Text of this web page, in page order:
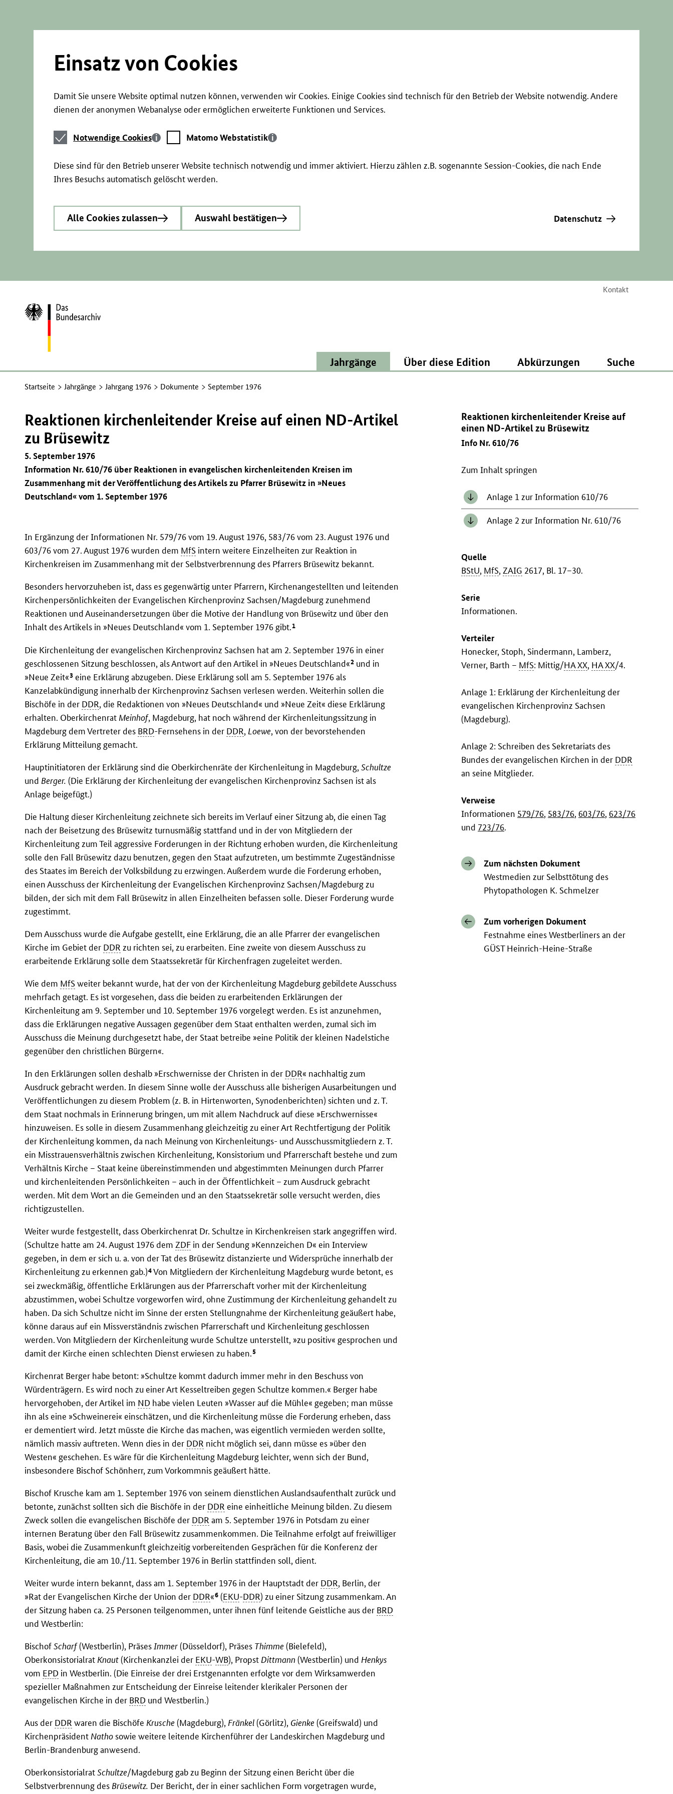
Einsatz von Cookies
Damit Sie unsere Website optimal nutzen können, verwenden wir Cookies. Einige Cookies sind technisch für den Betrieb der Website notwendig. Andere
dienen der anonymen Webanalyse oder ermöglichen erweiterte Funktionen und Services.
Notwendige
Cookies
Notwendige Cookies
Matomo
Webstatistik
Matomo Webstatistik
Diese sind für den Betrieb unserer Website technisch notwendig und immer aktiviert. Hierzu zählen z.B. sogenannte Session-Cookies, die nach Ende
Ihres Besuchs automatisch gelöscht werden.
Alle Cookies zulassen Auswahl bestätigen Datenschutz
Kontakt
Zur
Startseite
Jahrgänge Über diese Edition Abkürzungen Suche
Startseite Jahrgänge Jahrgang 1976 Dokumente September 1976
Reaktionen kirchenleitender Kreise auf
einen ND-Artikel zu Brüsewitz
Info Nr. 610/76
Zum Inhalt springen
Anlage 1 zur Information 610/76
Anlage 2 zur Information Nr. 610/76
Quelle
BStU, MfS,ZAIG 2617, Bl. 17–30.
Serie
Informationen.
Verteiler
Honecker, Stoph, Sindermann, Lamberz,
Verner, Barth – MfS: Mittig/HA XX, HA XX/4.
Anlage 1: Erklärung der Kirchenleitung der
evangelischen Kirchenprovinz Sachsen
(Magdeburg).
Anlage 2: Schreiben des Sekretariats des
Bundes der evangelischen Kirchen in der DDR
an seine Mitglieder.
Verweise
Informationen 579/76, 583/76,603/76,623/76
und 723/76.
Zum nächsten Dokument
Westmedien zur Selbsttötung des
Phytopathologen K. Schmelzer
Zum vorherigen Dokument
Festnahme eines Westberliners an der
GÜST Heinrich-Heine-Straße
Reaktionen kirchenleitender Kreise auf einen ND-Artikel
zu Brüsewitz
5. September 1976
Information Nr. 610/76 über Reaktionen in evangelischen kirchenleitenden Kreisen im
Zusammenhang mit der Veröffentlichung des Artikels zu Pfarrer Brüsewitz in »Neues
Deutschland« vom 1. September 1976
In Ergänzung der Informationen Nr. 579/76 vom 19. August 1976, 583/76 vom 23. August 1976 und
603/76 vom 27. August 1976 wurden dem MfS intern weitere Einzelheiten zur Reaktion in
Kirchenkreisen im Zusammenhang mit der Selbstverbrennung des Pfarrers Brüsewitz bekannt.
Besonders hervorzuheben ist, dass es gegenwärtig unter Pfarrern, Kirchenangestellten und leitenden
Kirchenpersönlichkeiten der Evangelischen Kirchenprovinz Sachsen/Magdeburg zunehmend
Reaktionen und Auseinandersetzungen über die Motive der Handlung von Brüsewitz und über den
Inhalt des Artikels in »Neues Deutschland« vom 1. September 1976 gibt.1
Die Kirchenleitung der evangelischen Kirchenprovinz Sachsen hat am 2. September 1976 in einer
geschlossenen Sitzung beschlossen, als Antwort auf den Artikel in »Neues Deutschland«2 und in
»Neue Zeit«3 eine Erklärung abzugeben. Diese Erklärung soll am 5. September 1976 als
Kanzelabkündigung innerhalb der Kirchenprovinz Sachsen verlesen werden. Weiterhin sollen die
Bischöfe in der DDR, die Redaktionen von »Neues Deutschland« und »Neue Zeit« diese Erklärung
erhalten. Oberkirchenrat Meinhof, Magdeburg, hat noch während der Kirchenleitungssitzung in
Magdeburg dem Vertreter des BRD-Fernsehens in der DDR, Loewe, von der bevorstehenden
Erklärung Mitteilung gemacht.
Hauptinitiatoren der Erklärung sind die Oberkirchenräte der Kirchenleitung in Magdeburg,Schultze
und Berger. (Die Erklärung der Kirchenleitung der evangelischen Kirchenprovinz Sachsen ist als
Anlage beigefügt.)
Die Haltung dieser Kirchenleitung zeichnete sich bereits im Verlauf einer Sitzung ab, die einen Tag
nach der Beisetzung des Brüsewitz turnusmäßig stattfand und in der von Mitgliedern der
Kirchenleitung zum Teil aggressive Forderungen in der Richtung erhoben wurden, die Kirchenleitung
solle den Fall Brüsewitz dazu benutzen, gegen den Staat aufzutreten, um bestimmte Zugeständnisse
des Staates im Bereich der Volksbildung zu erzwingen. Außerdem wurde die Forderung erhoben,
einen Ausschuss der Kirchenleitung der Evangelischen Kirchenprovinz Sachsen/Magdeburg zu
bilden, der sich mit dem Fall Brüsewitz in allen Einzelheiten befassen solle. Dieser Forderung wurde
zugestimmt.
Dem Ausschuss wurde die Aufgabe gestellt, eine Erklärung, die an alle Pfarrer der evangelischen
Kirche im Gebiet der DDR zu richten sei, zu erarbeiten. Eine zweite von diesem Ausschuss zu
erarbeitende Erklärung solle dem Staatssekretär für Kirchenfragen zugeleitet werden.
Wie dem MfSweiter bekannt wurde, hat der von der Kirchenleitung Magdeburg gebildete Ausschuss
mehrfach getagt. Es ist vorgesehen, dass die beiden zu erarbeitenden Erklärungen der
Kirchenleitung am 9. September und 10. September 1976 vorgelegt werden. Es ist anzunehmen,
dass die Erklärungen negative Aussagen gegenüber dem Staat enthalten werden, zumal sich im
Ausschuss die Meinung durchgesetzt habe, der Staat betreibe »eine Politik der kleinen Nadelstiche
gegenüber den christlichen Bürgern«.
In den Erklärungen sollen deshalb »Erschwernisse der Christen in der DDR« nachhaltig zum
Ausdruck gebracht werden. In diesem Sinne wolle der Ausschuss alle bisherigen Ausarbeitungen und
Veröffentlichungen zu diesem Problem (z. B. in Hirtenworten, Synodenberichten) sichten und z. T.
dem Staat nochmals in Erinnerung bringen, um mit allem Nachdruck auf diese »Erschwernisse«
hinzuweisen. Es solle in diesem Zusammenhang gleichzeitig zu einer Art Rechtfertigung der Politik
der Kirchenleitung kommen, da nach Meinung von Kirchenleitungs- und Ausschussmitgliedern z. T.
ein Misstrauensverhältnis zwischen Kirchenleitung, Konsistorium und Pfarrerschaft bestehe und zum
Verhältnis Kirche – Staat keine übereinstimmenden und abgestimmten Meinungen durch Pfarrer
und kirchenleitenden Persönlichkeiten – auch in der Öffentlichkeit – zum Ausdruck gebracht
werden. Mit dem Wort an die Gemeinden und an den Staatssekretär solle versucht werden, dies
richtigzustellen.
Weiter wurde festgestellt, dass Oberkirchenrat Dr. Schultze in Kirchenkreisen stark angegriffen wird.
(Schultze hatte am 24. August 1976 demZDF in der Sendung »Kennzeichen D« ein Interview
gegeben, in dem er sich u. a. von der Tat des Brüsewitz distanzierte und Widersprüche innerhalb der
Kirchenleitung zu erkennen gab.)4Von Mitgliedern der Kirchenleitung Magdeburg wurde betont, es
sei zweckmäßig, öffentliche Erklärungen aus der Pfarrerschaft vorher mit der Kirchenleitung
abzustimmen, wobei Schultze vorgeworfen wird, ohne Zustimmung der Kirchenleitung gehandelt zu
haben. Da sich Schultze nicht im Sinne der ersten Stellungnahme der Kirchenleitung geäußert habe,
könne daraus auf ein Missverständnis zwischen Pfarrerschaft und Kirchenleitung geschlossen
werden. Von Mitgliedern der Kirchenleitung wurde Schultze unterstellt, »zu positiv« gesprochen und
damit der Kirche einen schlechten Dienst erwiesen zu haben.5
Kirchenrat Berger habe betont: »Schultze kommt dadurch immer mehr in den Beschuss von
Würdenträgern. Es wird noch zu einer Art Kesseltreiben gegen Schultze kommen.« Berger habe
hervorgehoben, der Artikel im ND habe vielen Leuten »Wasser auf die Mühle« gegeben; man müsse
ihn als eine »Schweinerei« einschätzen, und die Kirchenleitung müsse die Forderung erheben, dass
er dementiert wird. Jetzt müsste die Kirche das machen, was eigentlich vermieden werden sollte,
nämlich massiv auftreten. Wenn dies in der DDR nicht möglich sei, dann müsse es »über den
Westen« geschehen. Es wäre für die Kirchenleitung Magdeburg leichter, wenn sich der Bund,
insbesondere Bischof Schönherr, zum Vorkommnis geäußert hätte.
Bischof Krusche kam am 1. September 1976 von seinem dienstlichen Auslandsaufenthalt zurück und
betonte, zunächst sollten sich die Bischöfe in der DDR eine einheitliche Meinung bilden. Zu diesem
Zweck sollen die evangelischen Bischöfe der DDR am 5. September 1976 in Potsdam zu einer
internen Beratung über den Fall Brüsewitz zusammenkommen. Die Teilnahme erfolgt auf freiwilliger
Basis, wobei die Zusammenkunft gleichzeitig vorbereitenden Gesprächen für die Konferenz der
Kirchenleitung, die am 10./11. September 1976 in Berlin stattfinden soll, dient.
Weiter wurde intern bekannt, dass am 1. September 1976 in der Hauptstadt der DDR, Berlin, der
»Rat der Evangelischen Kirche der Union der DDR«6 (EKU-DDR) zu einer Sitzung zusammenkam. An
der Sitzung haben ca. 25 Personen teilgenommen, unter ihnen fünf leitende Geistliche aus der BRD
und Westberlin:
BischofScharf(Westberlin), PräsesImmer(Düsseldorf), Präses Thimme (Bielefeld),
Oberkonsistorialrat Knaut(Kirchenkanzlei der EKU-WB), Propst Dittmann (Westberlin) und Henkys
vom EPD in Westberlin. (Die Einreise der drei Erstgenannten erfolgte vor dem Wirksamwerden
spezieller Maßnahmen zur Entscheidung der Einreise leitender klerikaler Personen der
evangelischen Kirche in der BRD und Westberlin.)
Aus der DDR waren die Bischöfe Krusche (Magdeburg), Fränkel(Görlitz), Gienke (Greifswald) und
Kirchenpräsident Nathosowie weitere leitende Kirchenführer der Landeskirchen Magdeburg und
Berlin-Brandenburg anwesend.
OberkonsistorialratSchultze/Magdeburg gab zu Beginn der Sitzung einen Bericht über die
Selbstverbrennung des Brüsewitz. Der Bericht, der in einer sachlichen Form vorgetragen wurde,